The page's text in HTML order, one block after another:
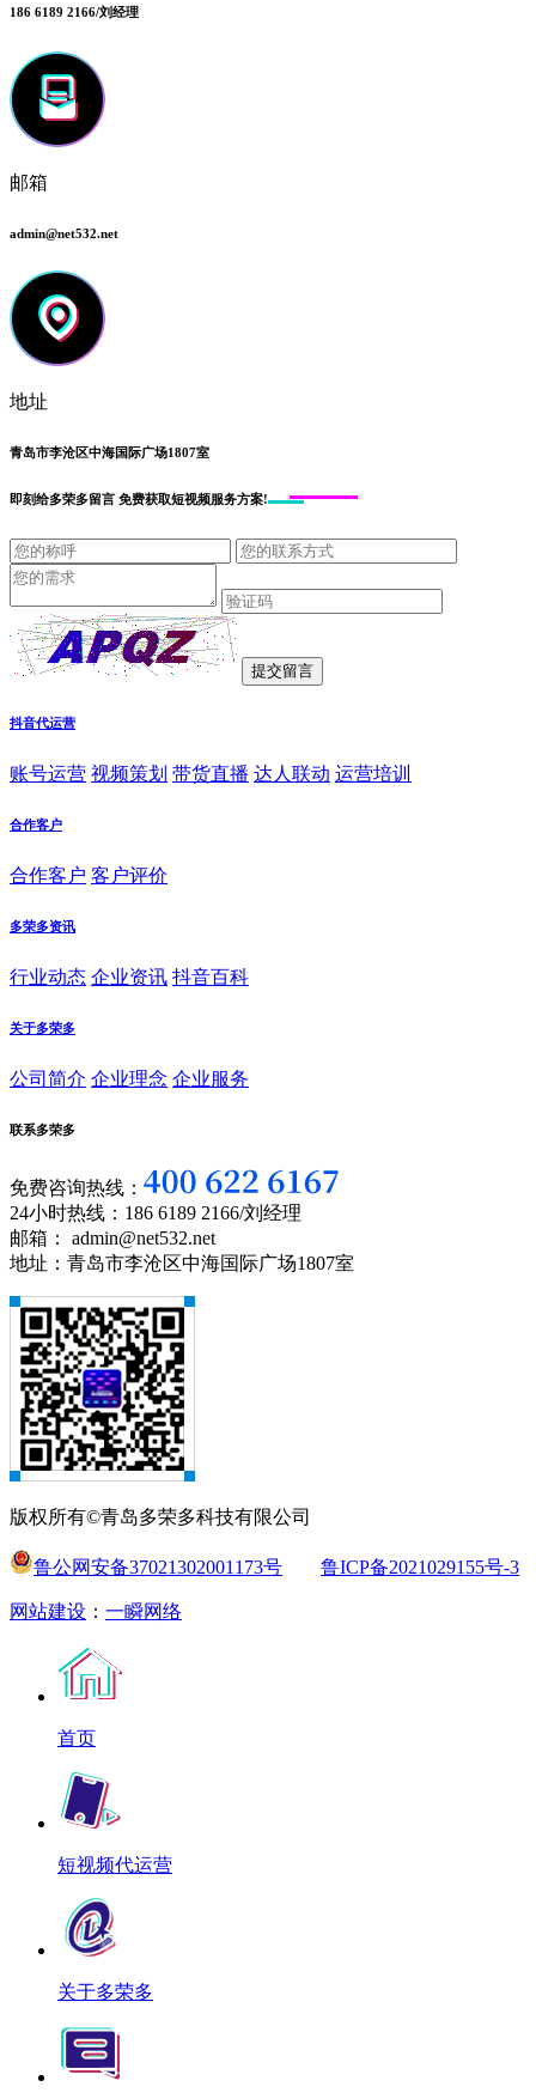
186 6189 2166/刘经理
邮箱
admin@net532.net
地址
青岛市李沧区中海国际广场1807室
即刻给多荣多留言 免费获取短视频服务方案!
抖音代运营
账号运营 视频策划 带货直播 达人联动 运营培训
合作客户
合作客户 客户评价
多荣多资讯
行业动态 企业资讯 抖音百科
关于多荣多
公司简介 企业理念 企业服务
联系多荣多
免费咨询热线：
24小时热线：186 6189 2166/刘经理
邮箱： admin@net532.net
地址：青岛市李沧区中海国际广场1807室
版权所有©青岛多荣多科技有限公司
鲁公网安备37021302001173号 鲁ICP备2021029155号-3
网站建设 ： 一瞬网络
首页
短视频代运营
关于多荣多